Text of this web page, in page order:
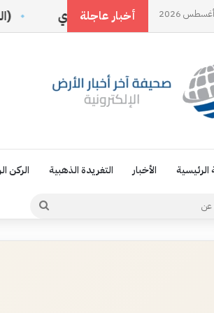
أخبار عاجلة وكوب شاي (القرار الأمريكي
الأخبار التغريدة الذهبية الركن
بحث